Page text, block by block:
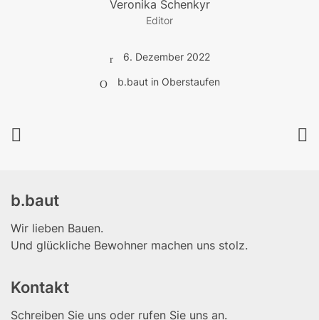
Veronika Schenkyr
Editor
6. Dezember 2022
b.baut in Oberstaufen
b.baut
Wir lieben Bauen.
Und glückliche Bewohner machen uns stolz.
Kontakt
Schreiben Sie uns oder rufen Sie uns an.